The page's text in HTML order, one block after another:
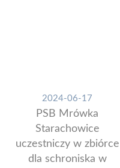
2024-06-17
PSB Mrówka
Starachowice
uczestniczy w zbiórce
dla schroniska w